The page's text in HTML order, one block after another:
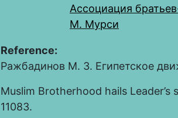
Ассоциация
М. Мурси
Reference:
Ражбадинов М. З. Египетское
Muslim Brotherhood hails
11083.